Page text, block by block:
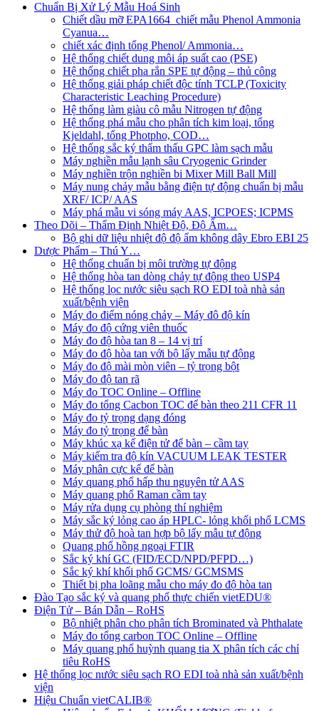
Chuẩn Bị Xử Lý Mẫu Hoá Sinh
Chiết dầu mỡ EPA1664_chiết mẫu Phenol Ammonia
Cyanua…
chiết xác định tổng Phenol/ Ammonia…
Hệ thống chiết dung môi áp suất cao (PSE)
Hệ thống chiết pha rắn SPE tự động – thủ công
Hệ thống giải pháp chiết độc tính TCLP (Toxicity
Characteristic Leaching Procedure)
Hệ thống làm giàu cô mẫu Nitrogen tự động
Hệ thống phá mẫu cho phân tích kim loại, tổng
Kjeldahl, tổng Photpho, COD…
Hệ thống sắc ký thẩm thấu GPC làm sạch mẫu
Máy nghiền mẫu lạnh sâu Cryogenic Grinder
Máy nghiền trộn nghiền bi Mixer Mill Ball Mill
Máy nung chảy mẫu bằng điện tự động chuẩn bị mẫu
XRF/ ICP/ AAS
Máy phá mẫu vi sóng máy AAS, ICPOES; ICPMS
Theo Dõi – Thẩm Định Nhiệt Độ, Độ Ẩm…
Bộ ghi dữ liệu nhiệt độ độ ẩm không dây Ebro EBI 25
Dược Phẩm – Thú Y…
Hệ thống chuẩn bị môi trường tự động
Hệ thống hòa tan dòng chảy tự động theo USP4
Hệ thống lọc nước siêu sạch RO EDI​​ toà nhà sản
xuất/bệnh viện
Máy đo điểm nóng chảy – Máy đô độ kín
Máy đo độ cứng viên thuốc
Máy đo độ hòa tan 8 – 14 vị trí
Máy đo độ hòa tan với bộ lấy mẫu tự động
Máy đo độ mài mòn viên – tỷ trọng bột
Máy đo độ tan rã
Máy đo TOC Online – Offline
Máy đo tổng Cacbon TOC để bàn theo 211 CFR 11
Máy đo tỷ trọng dạng đóng
Máy đo tỷ trọng để bàn
Máy khúc xạ kế điện tử để bàn – cầm tay
Máy kiểm tra độ kín VACUUM LEAK TESTER
Máy phân cực kế để bàn
Máy quang phổ hấp thu nguyên tử AAS
Máy quang phổ Raman cầm tay
Máy rửa dụng cụ phòng thí nghiệm
Máy sắc ký lỏng cao áp HPLC- lỏng khối phổ LCMS
Máy thử độ hoà tan hợp bộ lấy mẫu tự động
Quang phổ hồng ngoại FTIR
Sắc ký khí GC (FID/ECD/NPD/PFPD…)
Sắc ký khí khối phổ GCMS/ GCMSMS
Thiết bị pha loãng mẫu cho máy đo độ hòa tan
Đào Tạo sắc ký và quang phổ thực chiến vietEDU®
Điện Tử – Bán Dẫn – RoHS
Bộ nhiệt phân cho phân tích Brominated và Phthalate
Máy đo tổng carbon TOC Online – Offline
Máy quang phổ huỳnh quang tia X phân tích các chỉ
tiêu RoHS
Hệ thống lọc nước siêu sạch RO EDI​​ toà nhà sản xuất/bệnh
viện
Hiệu Chuẩn vietCALIB®